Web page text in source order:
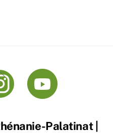
Back
To
Palatinat |